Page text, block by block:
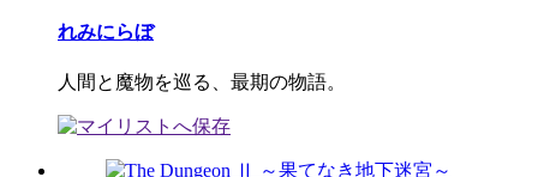
れみにらぼ
人間と魔物を巡る、最期の物語。